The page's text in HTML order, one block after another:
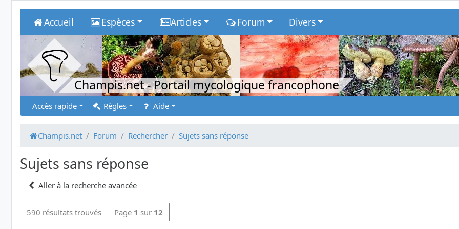
Accueil Espèces Articles Forum Divers
Champis.net- Portail mycologique francophone
Accès rapide Règles Aide
Champis.net Forum Rechercher Sujets sans réponse
Sujets sans réponse
Aller à la recherche avancée
590 résultats trouvés Page 1 sur 12